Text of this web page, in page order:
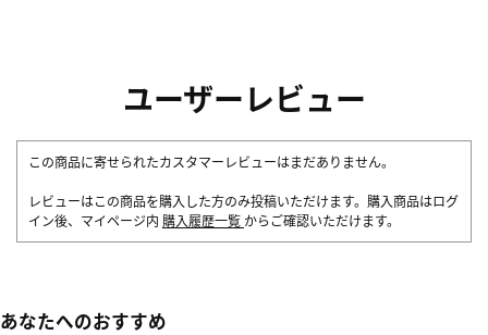
ユーザーレビュー
この商品に寄せられたカスタマーレビューはまだありません。
レビューはこの商品を購入した方のみ投稿いただけます。購入商品はログ
イン後、マイページ内 購入履歴一覧 からご確認いただけます。
あなたへのおすすめ